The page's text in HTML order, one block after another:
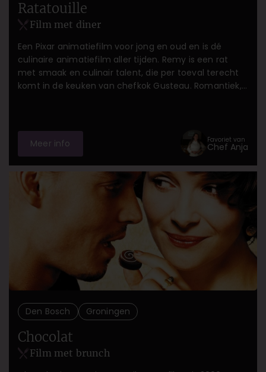
Ratatouille
Film met diner
Een Pixar animatiefilm voor jong en oud en is dé
culinaire animatiefilm aller tijden. Remy is een rat
met smaak en culinair talent, die per toeval terecht
komt in de keuken van chefkok Gusteau. Romantiek,
Meer info Favoriet van
Chef Anja
Den Bosch Groningen
Chocolat
Film met brunch